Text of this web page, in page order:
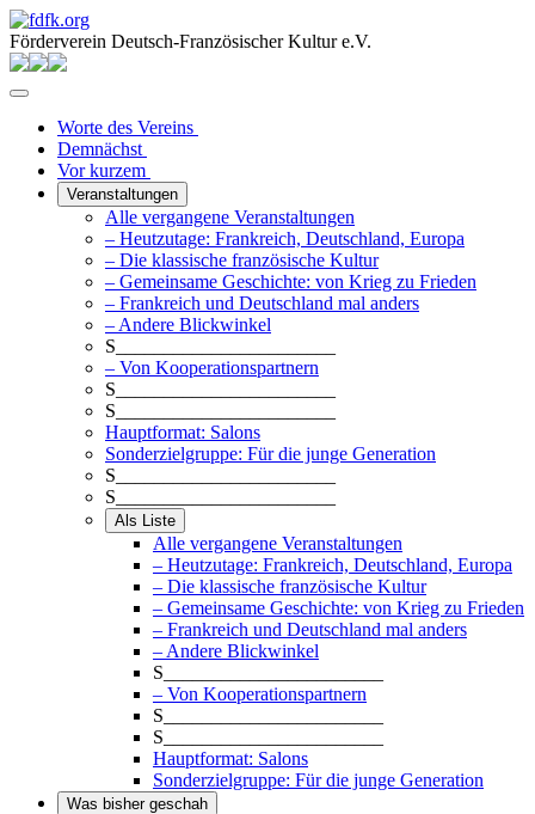
Förderverein Deutsch-Französischer Kultur e.V.
Worte des Vereins
Demnächst
Vor kurzem
Veranstaltungen
Alle vergangene Veranstaltungen
– Heutzutage: Frankreich, Deutschland, Europa
– Die klassische französische Kultur
– Gemeinsame Geschichte: von Krieg zu Frieden
– Frankreich und Deutschland mal anders
– Andere Blickwinkel
S_______________________
– Von Kooperationspartnern
S_______________________
S_______________________
Hauptformat: Salons
Sonderzielgruppe: Für die junge Generation
S_______________________
S_______________________
Als Liste
Alle vergangene Veranstaltungen
– Heutzutage: Frankreich, Deutschland, Europa
– Die klassische französische Kultur
– Gemeinsame Geschichte: von Krieg zu Frieden
– Frankreich und Deutschland mal anders
– Andere Blickwinkel
S_______________________
– Von Kooperationspartnern
S_______________________
S_______________________
Hauptformat: Salons
Sonderzielgruppe: Für die junge Generation
Was bisher geschah